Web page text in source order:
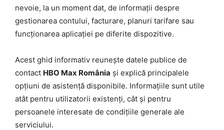
nevoie, la un moment dat, de informații despre
gestionarea contului, facturare, planuri tarifare sau
funcționarea aplicației pe diferite dispozitive.
Acest ghid informativ reunește datele publice de
contact HBO Max România și explică principalele
opțiuni de asistență disponibile. Informațiile sunt utile
atât pentru utilizatorii existenți, cât și pentru
persoanele interesate de condițiile generale ale
serviciului.